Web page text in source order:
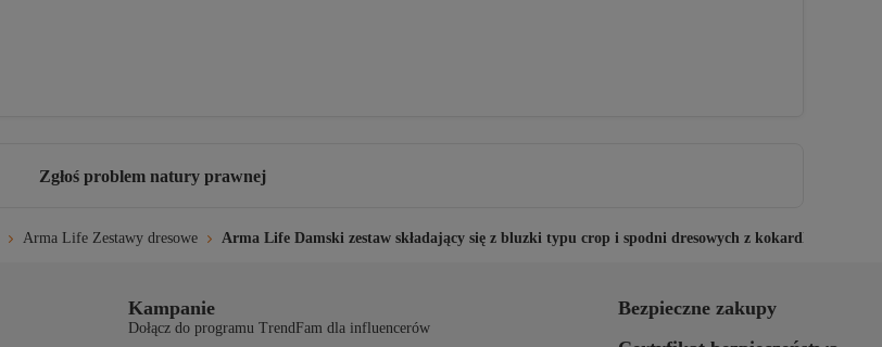
Elastyczny
Zgłoś problem natury prawnej
Arma Life Zestawy dresowe Arma Life Damski zestaw składający się z bluzki typu crop i spodni dresowych z kokardką
Kampanie
Dołącz do programu TrendFam dla influencerów
Bezpieczne zakupy